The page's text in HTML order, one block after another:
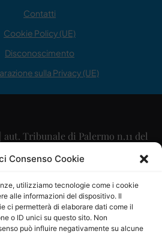
Consenso Cookie
utilizziamo tecnologie come i cookie
alle informazioni del dispositivo. Il
ci permetterà di elaborare dati come il
o ID unici su questo sito. Non
può influire negativamente su alcune
Contatti
Cookie Policy (UE)
Disconoscimento
sulla Privacy (UE)
Tribunale di Palermo n.11 del
29/09/2015
Maurizio Scaglione
Maria Calabrese